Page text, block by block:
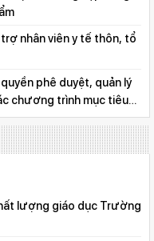
nhân viên y tế thôn, tổ
phê duyệt, quản lý
chương trình mục tiêu
lượng giáo dục Trường